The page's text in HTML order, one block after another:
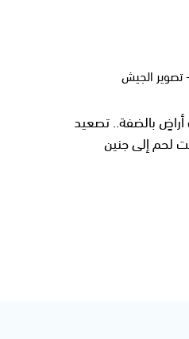
بالضفة.. تصعيد
لحم إلى جنين